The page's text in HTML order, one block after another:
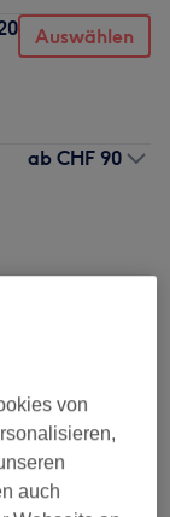
Auswählen
ab CHF 90
von
auch